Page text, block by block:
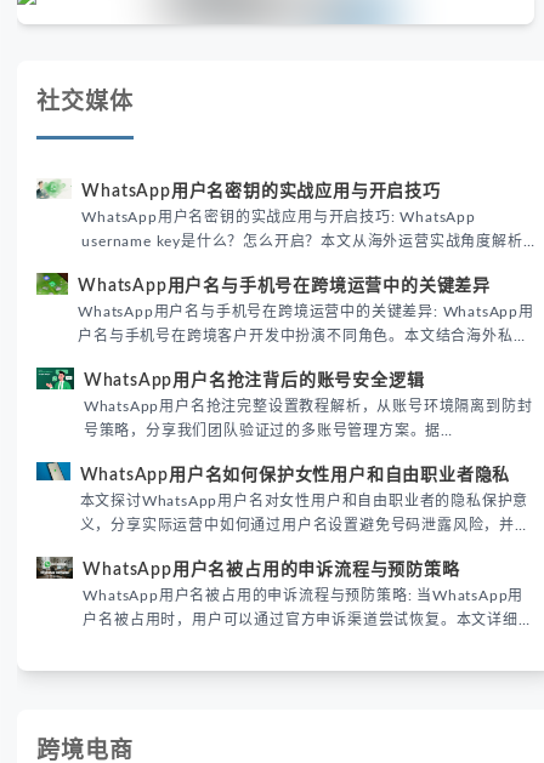
社交媒体
WhatsApp用户名密钥的实战应用与开启技巧
WhatsApp用户名密钥的实战应用与开启技巧: WhatsApp
username key是什么？怎么开启？本文从海外运营实战角度解析
境团队高效触达目标客户。
WhatsApp用户名与手机号在跨境运营中的关键差异
WhatsApp用户名与手机号在跨境运营中的关键差异: WhatsApp用
户名与手机号在跨境客户开发中扮演不同角色。本文结合海外私域
际差异，帮助团队优化WhatsApp营销策略。
WhatsApp用户名抢注背后的账号安全逻辑
WhatsApp用户名抢注完整设置教程解析，从账号环境隔离到防封
号策略，分享我们团队验证过的多账号管理方案。据
性直接影响转化率。
WhatsApp用户名如何保护女性用户和自由职业者隐私
本文探讨WhatsApp用户名对女性用户和自由职业者的隐私保护意
义，分享实际运营中如何通过用户名设置避免号码泄露风险，并提
已成为全球数字沟通的首要考量。
WhatsApp用户名被占用的申诉流程与预防策略
WhatsApp用户名被占用的申诉流程与预防策略: 当WhatsApp用
户名被占用时，用户可以通过官方申诉渠道尝试恢复。本文详细解
账号安全。
跨境电商